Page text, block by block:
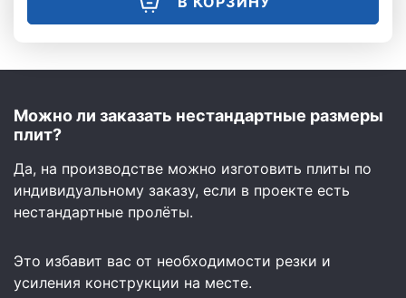
Можно ли заказать нестандартные размеры
плит?
Да, на производстве можно изготовить плиты по
индивидуальному заказу, если в проекте есть
нестандартные пролёты.
Это избавит вас от необходимости резки и
усиления конструкции на месте.